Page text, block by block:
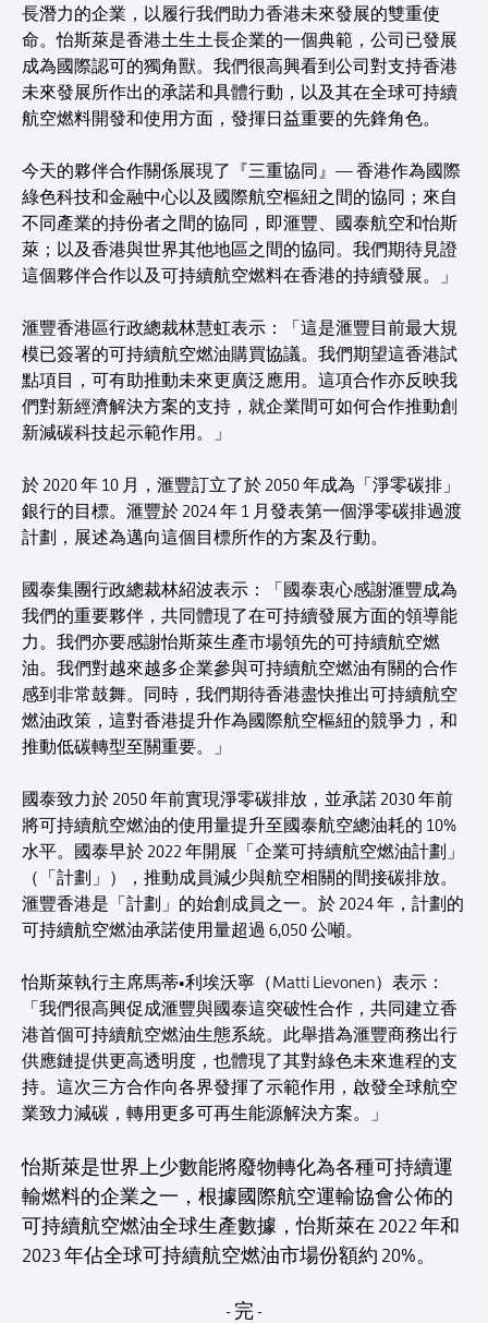
長潛力的企業，以履行我們助力香港未來發展的雙重使
命。怡斯萊是香港土生土長企業的一個典範，公司已發展
成為國際認可的獨角獸。我們很高興看到公司對支持香港
未來發展所作出的承諾和具體行動，以及其在全球可持續
航空燃料開發和使用方面，發揮日益重要的先鋒角色。
今天的夥伴合作關係展現了『三重協同』— 香港作為國際
綠色科技和金融中心以及國際航空樞紐之間的協同；來自
不同產業的持份者之間的協同，即滙豐、國泰航空和怡斯
萊；以及香港與世界其他地區之間的協同。我們期待見證
這個夥伴合作以及可持續航空燃料在香港的持續發展。」
滙豐香港區行政總裁林慧虹表示：「這是滙豐目前最大規
模已簽署的可持續航空燃油購買協議。我們期望這香港試
點項目，可有助推動未來更廣泛應用。這項合作亦反映我
們對新經濟解決方案的支持，就企業間可如何合作推動創
新減碳科技起示範作用。」
於 2020 年 10 月，滙豐訂立了於 2050 年成為「淨零碳排」
銀行的目標。滙豐於 2024 年 1 月發表第一個淨零碳排過渡
計劃，展述為邁向這個目標所作的方案及行動。
國泰集團行政總裁林紹波表示：「國泰衷心感謝滙豐成為
我們的重要夥伴，共同體現了在可持續發展方面的領導能
力。我們亦要感謝怡斯萊生產市場領先的可持續航空燃
油。我們對越來越多企業參與可持續航空燃油有關的合作
感到非常鼓舞。同時，我們期待香港盡快推出可持續航空
燃油政策，這對香港提升作為國際航空樞紐的競爭力，和
推動低碳轉型至關重要。」
國泰致力於 2050 年前實現淨零碳排放，並承諾 2030 年前
將可持續航空燃油的使用量提升至國泰航空總油耗的 10%
水平。國泰早於 2022 年開展「企業可持續航空燃油計劃」
（「計劃」），推動成員減少與航空相關的間接碳排放。
滙豐香港是「計劃」的始創成員之一。於 2024 年，計劃的
可持續航空燃油承諾使用量超過 6,050 公噸。
怡斯萊執行主席馬蒂•利埃沃寧（Matti Lievonen）表示：
「我們很高興促成滙豐與國泰這突破性合作，共同建立香
港首個可持續航空燃油生態系統。此舉措為滙豐商務出行
供應鏈提供更高透明度，也體現了其對綠色未來進程的支
持。這次三方合作向各界發揮了示範作用，啟發全球航空
業致力減碳，轉用更多可再生能源解決方案。」
怡斯萊是世界上少數能將廢物轉化為各種可持續運
輸燃料的企業之一，根據國際航空運輸協會公佈的
可持續航空燃油全球生產數據，怡斯萊在 2022 年和
2023 年佔全球可持續航空燃油市場份額約 20%。
- 完 -